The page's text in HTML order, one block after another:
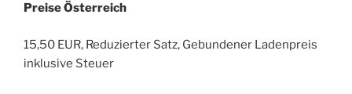
Preise Österreich
15,50 EUR, Reduzierter Satz, Gebundener Ladenpreis
inklusive Steuer